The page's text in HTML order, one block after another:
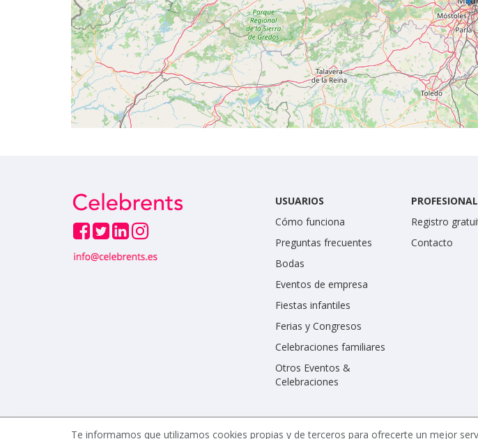
USUARIOS
Cómo funciona
Preguntas frecuentes
Bodas
Eventos de empresa
Fiestas infantiles
Ferias y Congresos
Celebraciones familiares
Otros Eventos &
Celebraciones
Registro
Contacto
Te informamos que utilizamos cookies propias y de terceros para ofrecerte un mejor